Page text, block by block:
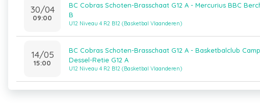
30/04
09:00
BC Cobras Schoten-Brasschaat G12 A - Mercurius BBC
B
U12 Niveau 4 R2 B12 (Basketbal Vlaanderen)
14/05
15:00
BC Cobras Schoten-Brasschaat G12 A - Basketbalclub
Dessel-Retie G12 A
U12 Niveau 4 R2 B12 (Basketbal Vlaanderen)